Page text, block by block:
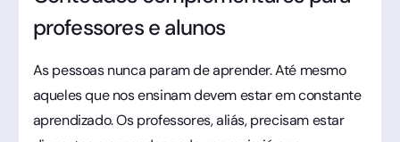
professores e alunos
As pessoas nunca param de aprender. Até mesmo
aqueles que nos ensinam devem estar em constante
aprendizado. Os professores, aliás, precisam estar